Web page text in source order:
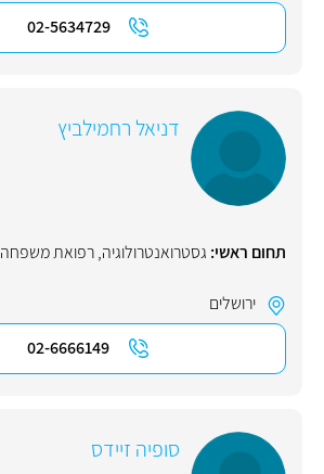
02-5634729
דניאל רחמילביץ
תחום ראשי: גסטרואנטרולוגיה,רפואת משפחה
ירושלים
02-6666149
סופיה זיידס